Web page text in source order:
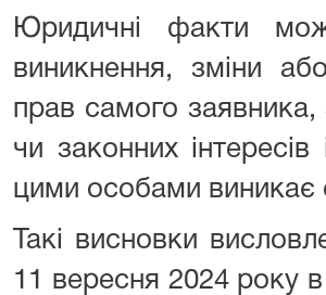
Юридичні факти
виникнення, зміни
прав самого
чи законних
цими особами виникає
Такі висновки
11 вересня 2024 року